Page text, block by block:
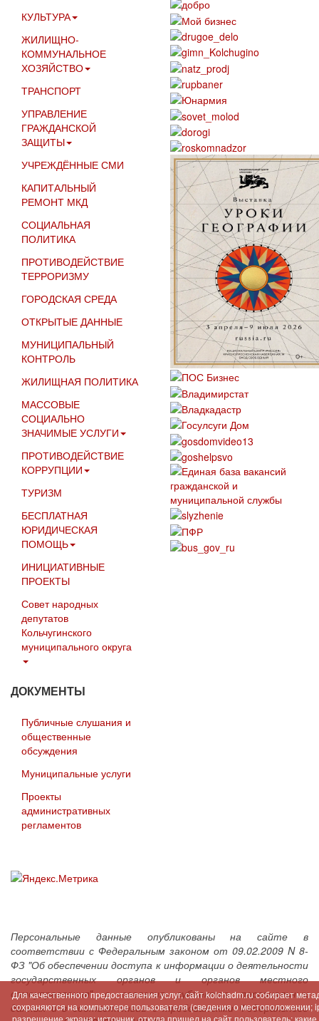
КУЛЬТУРА
ЖИЛИЩНО-
КОММУНАЛЬНОЕ
ХОЗЯЙСТВО
ТРАНСПОРТ
УПРАВЛЕНИЕ
ГРАЖДАНСКОЙ
ЗАЩИТЫ
УЧРЕЖДЁННЫЕ СМИ
КАПИТАЛЬНЫЙ
РЕМОНТ МКД
СОЦИАЛЬНАЯ
ПОЛИТИКА
ПРОТИВОДЕЙСТВИЕ
ТЕРРОРИЗМУ
ГОРОДСКАЯ СРЕДА
ОТКРЫТЫЕ ДАННЫЕ
МУНИЦИПАЛЬНЫЙ
КОНТРОЛЬ
ЖИЛИЩНАЯ ПОЛИТИКА
МАССОВЫЕ
СОЦИАЛЬНО
ЗНАЧИМЫЕ УСЛУГИ
ПРОТИВОДЕЙСТВИЕ
КОРРУПЦИИ
ТУРИЗМ
БЕСПЛАТНАЯ
ЮРИДИЧЕСКАЯ
ПОМОЩЬ
ИНИЦИАТИВНЫЕ
ПРОЕКТЫ
Совет народных
депутатов
Кольчугинского
муниципального округа
ДОКУМЕНТЫ
Публичные слушания и
общественные
обсуждения
Муниципальные услуги
Проекты
административных
регламентов
Персональные данные опубликованы на сайте в
соответствии с Федеральным законом от 09.02.2009 N 8-
ФЗ "Об обеспечении доступа к информации о деятельности
государственных органов и органов местного
самоуправления" с согласия субъектов персональных
данных и в соответствии с требованиями Федерального
Для качественного предоставления услуг, сайт kolchadm.ru собирает
сохраняются на компьютере пользователя (сведения о местоположении;
разрешение экрана; источник, откуда пришел на сайт пользователь;